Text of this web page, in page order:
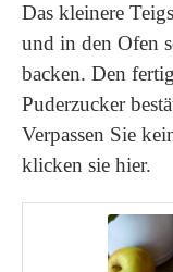
Das kleinere
und in den Ofen
backen. Den
Puderzucker
Verpassen Sie
klicken sie hier.